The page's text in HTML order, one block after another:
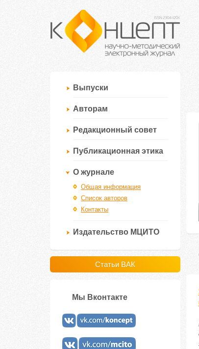
Выпуски
Авторам
Редакционный совет
Публикационная этика
О журнале
Общая информация
Список авторов
Контакты
Издательство МЦИТО
Статьи ВАК
Мы Вконтакте